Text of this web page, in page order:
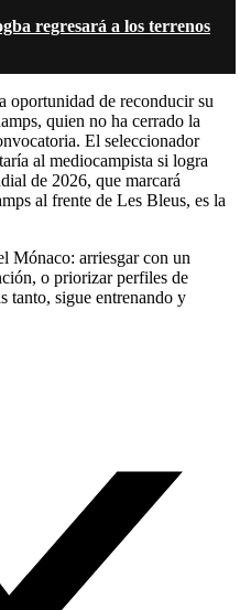
regresará a los terrenos
oportunidad de reconducir su
quien no ha cerrado la
El seleccionador
al mediocampista si logra
de 2026, que marcará
al frente de Les Bleus, es la
Mónaco: arriesgar con un
o priorizar perfiles de
tanto, sigue entrenando y